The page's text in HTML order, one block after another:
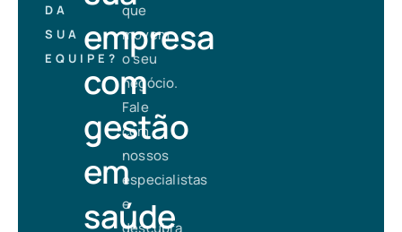
DA
SUA
EQUIPE?empresa
com
gestão
em
saúde
que
movem
o seu
negócio.
Fale
com
nossos
especialistas
e
descubra